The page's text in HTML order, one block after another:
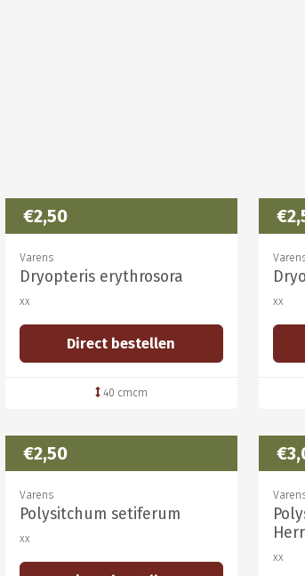
€2,50
Varens
Dryopteris erythrosora
xx
Direct bestellen
40 cmcm
xx
€2,50
Varens
Polysitchum setiferum
xx
xx